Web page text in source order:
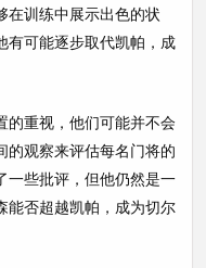
在训练中展示出色的状
有可能逐步取代凯帕，成
的重视，他们可能并不会
的观察来评估每名门将的
一些批评，但他仍然是一
能否超越凯帕，成为切尔